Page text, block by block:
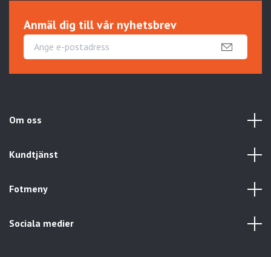
Anmäl dig till vår nyhetsbrev
Om oss
Kundtjänst
Fotmeny
Sociala medier